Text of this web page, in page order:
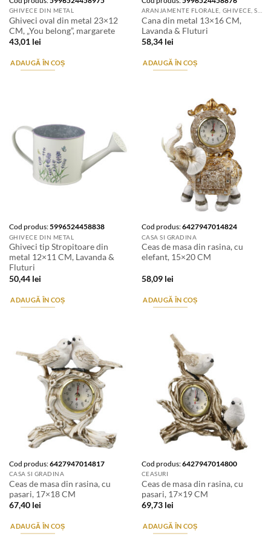
GHIVECE DIN METAL
Ghiveci oval din metal 23×12
CM, „You belong”, margarete
43,01 lei
ADAUGĂ ÎN COȘ
Cana din metal 13×16 CM,
Lavanda & Fluturi
58,34 lei
ADAUGĂ ÎN COȘ
Cod produs:5996524458838
GHIVECE DIN METAL
Ghiveci tip Stropitoare din
metal 12×11 CM, Lavanda &
Fluturi
50,44 lei
ADAUGĂ ÎN COȘ
Cod produs:6427947014824
CASA SI GRADINA
Ceas de masa din rasina, cu
elefant, 15×20 CM
58,09 lei
ADAUGĂ ÎN COȘ
Cod produs:6427947014817
CASA SI GRADINA
Ceas de masa din rasina, cu
pasari, 17×18 CM
67,40 lei
ADAUGĂ ÎN COȘ
Cod produs:6427947014800
CEASURI
Ceas de masa din rasina, cu
pasari, 17×19 CM
69,73 lei
ADAUGĂ ÎN COȘ